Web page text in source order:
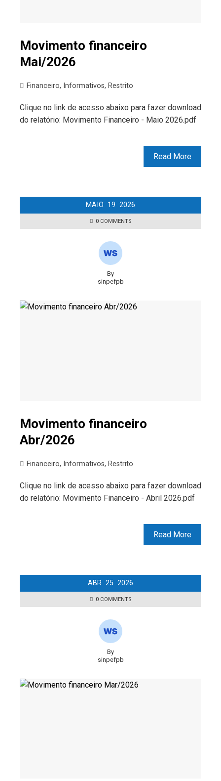
Movimento financeiro
Mai/2026
Financeiro, Informativos, Restrito
Clique no link de acesso abaixo para fazer download
do relatório: Movimento Financeiro - Maio 2026.pdf
Read More
MAIO 19 2026
0 COMMENTS
By
sinpefpb
Movimento financeiro
Abr/2026
Financeiro, Informativos, Restrito
Clique no link de acesso abaixo para fazer download
do relatório: Movimento Financeiro - Abril 2026.pdf
Read More
ABR 25 2026
0 COMMENTS
By
sinpefpb